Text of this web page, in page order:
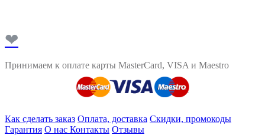
❤
Принимаем к оплате карты MasterCard, VISA и Maestro
Как сделать заказ Оплата, доставка Скидки, промокоды
Гарантия О нас Контакты Отзывы